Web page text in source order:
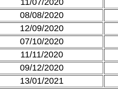
11/07/2020
08/08/2020
12/09/2020
07/10/2020
11/11/2020
09/12/2020
13/01/2021